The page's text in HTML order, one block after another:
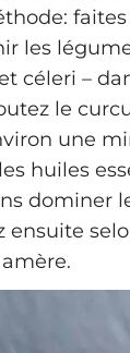
faites
les
céleri –
le
une
huiles
dominer
ensuite